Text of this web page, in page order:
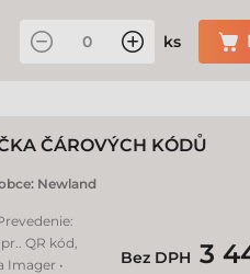
ks
ČÁROVÝCH KÓDŮ
Newland
QR kód,
Imager •
Bez DPH 3